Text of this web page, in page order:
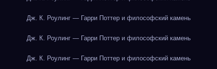
Дж. К. Роулинг — Гарри Поттер и философский камень
Дж. К. Роулинг — Гарри Поттер и философский камень
Дж. К. Роулинг — Гарри Поттер и философский камень